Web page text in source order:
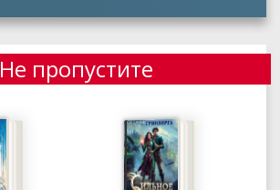
Не пропустите